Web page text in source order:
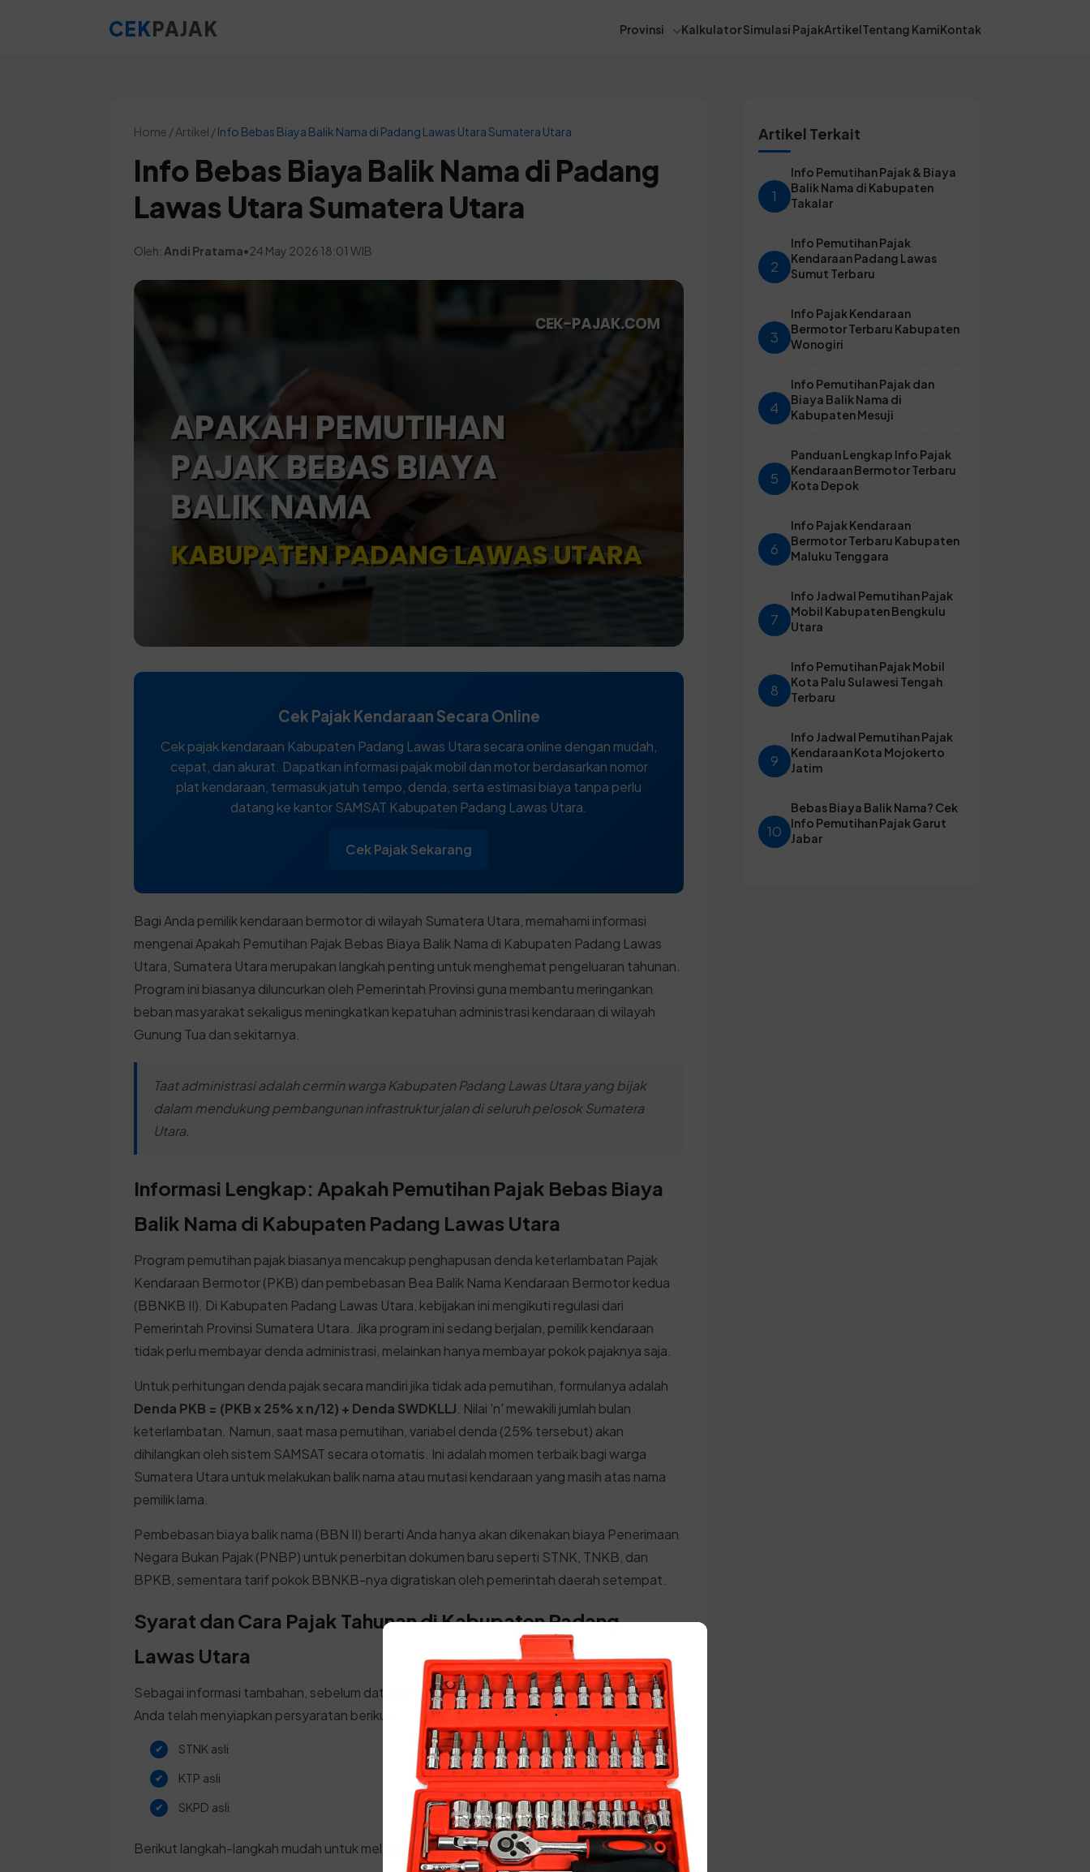
CEKPAJAK Provinsi Kalkulator Simulasi PajakArtikelTentang KamiKontak
Home / Artikel /Info Bebas Biaya Balik Nama di Padang Lawas Utara Sumatera Utara
Info Bebas Biaya Balik Nama di Padang
Lawas Utara Sumatera Utara
Oleh: Andi Pratama•24 May 2026 18:01 WIB
Cek Pajak Kendaraan Secara Online
Cek pajak kendaraan Kabupaten Padang Lawas Utara secara online dengan mudah,
cepat, dan akurat. Dapatkan informasi pajak mobil dan motor berdasarkan nomor
plat kendaraan, termasuk jatuh tempo, denda, serta estimasi biaya tanpa perlu
datang ke kantor SAMSAT Kabupaten Padang Lawas Utara.
Cek Pajak Sekarang
Bagi Anda pemilik kendaraan bermotor di wilayah Sumatera Utara, memahami informasi
mengenai Apakah Pemutihan Pajak Bebas Biaya Balik Nama di Kabupaten Padang Lawas
Utara, Sumatera Utara merupakan langkah penting untuk menghemat pengeluaran tahunan.
Program ini biasanya diluncurkan oleh Pemerintah Provinsi guna membantu meringankan
beban masyarakat sekaligus meningkatkan kepatuhan administrasi kendaraan di wilayah
Gunung Tua dan sekitarnya.
Taat administrasi adalah cermin warga Kabupaten Padang Lawas Utara yang bijak
dalam mendukung pembangunan infrastruktur jalan di seluruh pelosok Sumatera
Utara.
Informasi Lengkap: Apakah Pemutihan Pajak Bebas Biaya
Balik Nama di Kabupaten Padang Lawas Utara
Program pemutihan pajak biasanya mencakup penghapusan denda keterlambatan Pajak
Kendaraan Bermotor (PKB) dan pembebasan Bea Balik Nama Kendaraan Bermotor kedua
(BBNKB II). Di Kabupaten Padang Lawas Utara, kebijakan ini mengikuti regulasi dari
Pemerintah Provinsi Sumatera Utara. Jika program ini sedang berjalan, pemilik kendaraan
tidak perlu membayar denda administrasi, melainkan hanya membayar pokok pajaknya saja.
Untuk perhitungan denda pajak secara mandiri jika tidak ada pemutihan, formulanya adalah
Denda PKB = (PKB x 25% x n/12) + Denda SWDKLLJ . Nilai 'n' mewakili jumlah bulan
keterlambatan. Namun, saat masa pemutihan, variabel denda (25% tersebut) akan
dihilangkan oleh sistem SAMSAT secara otomatis. Ini adalah momen terbaik bagi warga
Sumatera Utara untuk melakukan balik nama atau mutasi kendaraan yang masih atas nama
pemilik lama.
Pembebasan biaya balik nama (BBN II) berarti Anda hanya akan dikenakan biaya Penerimaan
Negara Bukan Pajak (PNBP) untuk penerbitan dokumen baru seperti STNK, TNKB, dan
BPKB, sementara tarif pokok BBNKB-nya digratiskan oleh pemerintah daerah setempat.
Syarat dan Cara Pajak Tahunan di Kabupaten Padang
Lawas Utara
Sebagai informasi tambahan, sebelum datang ke kantor SAMSAT Sumatera Utara, pastikan
Anda telah menyiapkan persyaratan berikut:
STNK asli
KTP asli
SKPD asli
Berikut langkah-langkah mudah untuk melakukan prosesnya:
Artikel Terkait
1
Info Pemutihan Pajak & Biaya
Balik Nama di Kabupaten
Takalar
2
Info Pemutihan Pajak
Kendaraan Padang Lawas
Sumut Terbaru
3
Info Pajak Kendaraan
Bermotor Terbaru Kabupaten
Wonogiri
4
Info Pemutihan Pajak dan
Biaya Balik Nama di
Kabupaten Mesuji
5
Panduan Lengkap Info Pajak
Kendaraan Bermotor Terbaru
Kota Depok
6
Info Pajak Kendaraan
Bermotor Terbaru Kabupaten
Maluku Tenggara
7
Info Jadwal Pemutihan Pajak
Mobil Kabupaten Bengkulu
Utara
8
Info Pemutihan Pajak Mobil
Kota Palu Sulawesi Tengah
Terbaru
9
Info Jadwal Pemutihan Pajak
Kendaraan Kota Mojokerto
Jatim
10
Bebas Biaya Balik Nama? Cek
Info Pemutihan Pajak Garut
Jabar